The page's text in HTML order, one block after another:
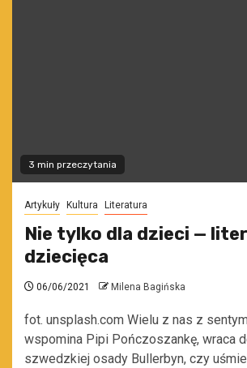
3 min przeczytania
Artykuły Kultura Literatura
Nie tylko dla dzieci —
dziecięca
06/06/2021 Milena Bagińska
fot. unsplash.com Wielu z nas z
wspomina Pipi Pończoszankę, wraca
szwedzkiej osady Bullerbyn, czy